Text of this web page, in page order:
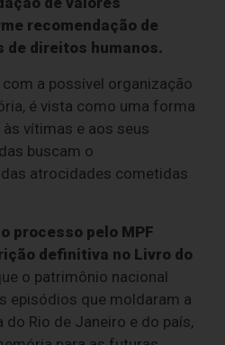
recomendação de
direitos humanos.
a possível organização
é vista como uma forma
vítimas e aos seus
buscam o
atrocidades cometidas
processo pelo MPF
definitiva no Livro do
o patrimônio nacional
episódios que moldaram a
Rio de Janeiro e do país,